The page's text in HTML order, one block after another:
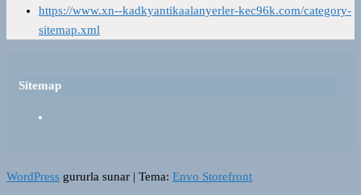
https://www.xn--kadkyantikaalanyerler-kec96k.com/category-
sitemap.xml
Sitemap
WordPress gururla sunar | Tema: Envo Storefront